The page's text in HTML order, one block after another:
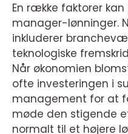
En række faktorer
manager-lønninger.
inkluderer
teknologiske
Når økonomien
ofte investeringen i
management for at
møde den stigende
normalt til et højere